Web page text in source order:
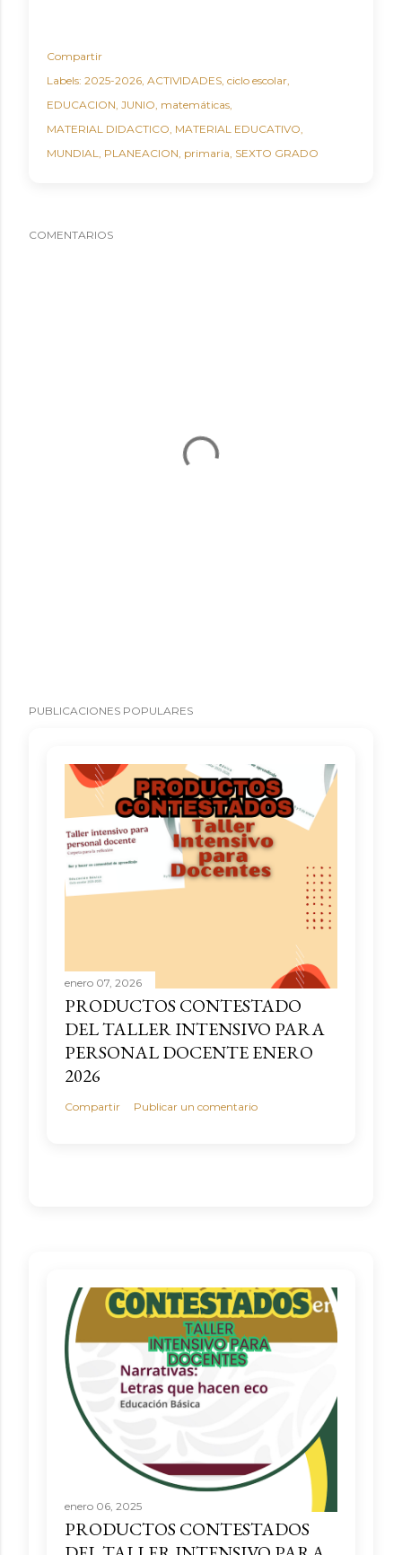
Compartir
Labels: 2025-2026 ACTIVIDADES ciclo escolar
EDUCACION JUNIO matemáticas
MATERIAL DIDACTICO MATERIAL EDUCATIVO
MUNDIAL
PLANEACION primaria SEXTO GRADO
COMENTARIOS
PUBLICACIONES POPULARES
enero 07, 2026
PRODUCTOS CONTESTADO
DEL TALLER INTENSIVO PARA
PERSONAL DOCENTE ENERO
2026
Compartir Publicar un comentario
enero 06, 2025
PRODUCTOS CONTESTADOS